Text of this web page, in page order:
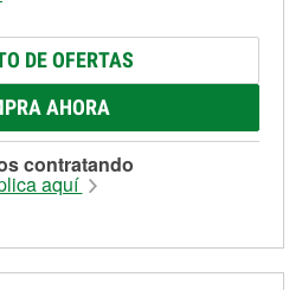
DE OFERTAS
AHORA
contratando
aquí